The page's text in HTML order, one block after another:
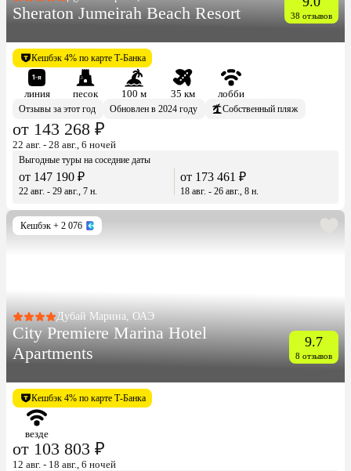
Sheraton Jumeirah Beach Resort 38 отзывов
Кешбэк 4% по карте Т-Банка
линия песок 100 м 35 км
лобби
Отзывы за этот год
Обновлен в 2024 году Собственный пляж
от 143 268 ₽
22 авг. - 28 авг., 6 ночей
Выгодные туры на соседние даты
от 147 190 ₽
22 авг. - 29 авг., 7 н.
от 173 461 ₽
18 авг. - 26 авг., 8 н.
Кешбэк + 2 076
Дубай Марина, ОАЭ
City Premiere Marina Hotel
Apartments
9.7
8 отзывов
Кешбэк 4% по карте Т-Банка
везде
от 103 803 ₽
12 авг. - 18 авг., 6 ночей